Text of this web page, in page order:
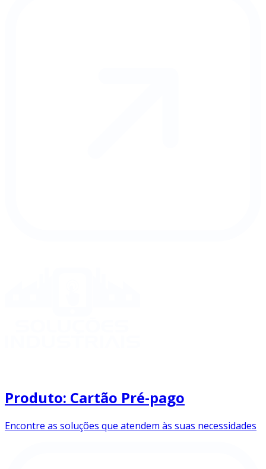
Produto: Cartão Pré-pago
Encontre as soluções que atendem às suas necessidades